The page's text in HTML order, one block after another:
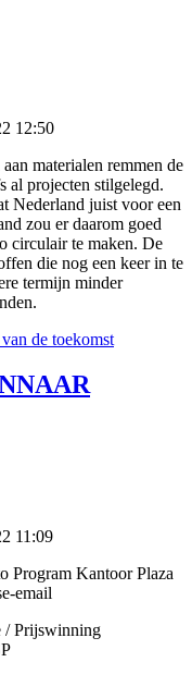
12:50
materialen remmen de
projecten stilgelegd.
Nederland juist voor een
zou er daarom goed
circulair te maken. De
die nog een keer in te
termijn minder
de toekomst
11:09
Program Kantoor Plaza
email
/ Prijswinning